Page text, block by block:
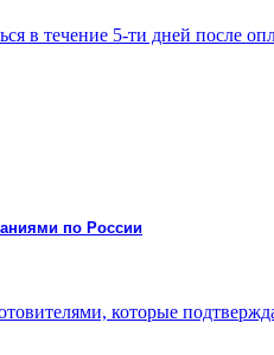
в течение 5-ти дней после
по России
которые